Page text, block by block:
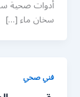
أدوات صحية
سخان ماء […]
فني صحي